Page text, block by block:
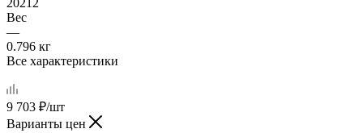
20212
Вес
—
0.796 кг
Все характеристики
9 703 ₽/шт
Варианты цен